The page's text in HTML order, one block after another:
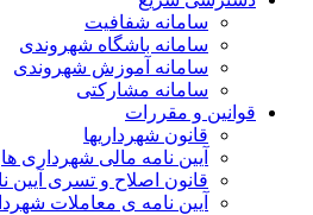
سامانه شفافیت
سامانه باشگاه شهروندی
سامانه آموزش شهروندی
سامانه مشارکتی
قوانین و مقررات
قانون شهرداریها
آیین نامه مالی شهرداری ها
قانون اصلاح و تسری آیین
آیین نامه ی معاملات